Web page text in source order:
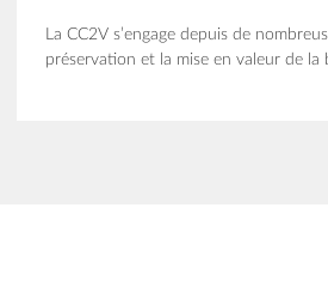
La CC2V s’engage depuis de
préservation et la mise en valeur de la